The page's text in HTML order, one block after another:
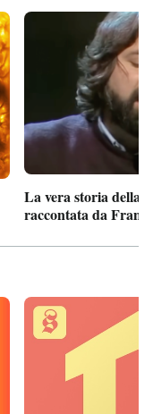
La vera storia della
raccontata da